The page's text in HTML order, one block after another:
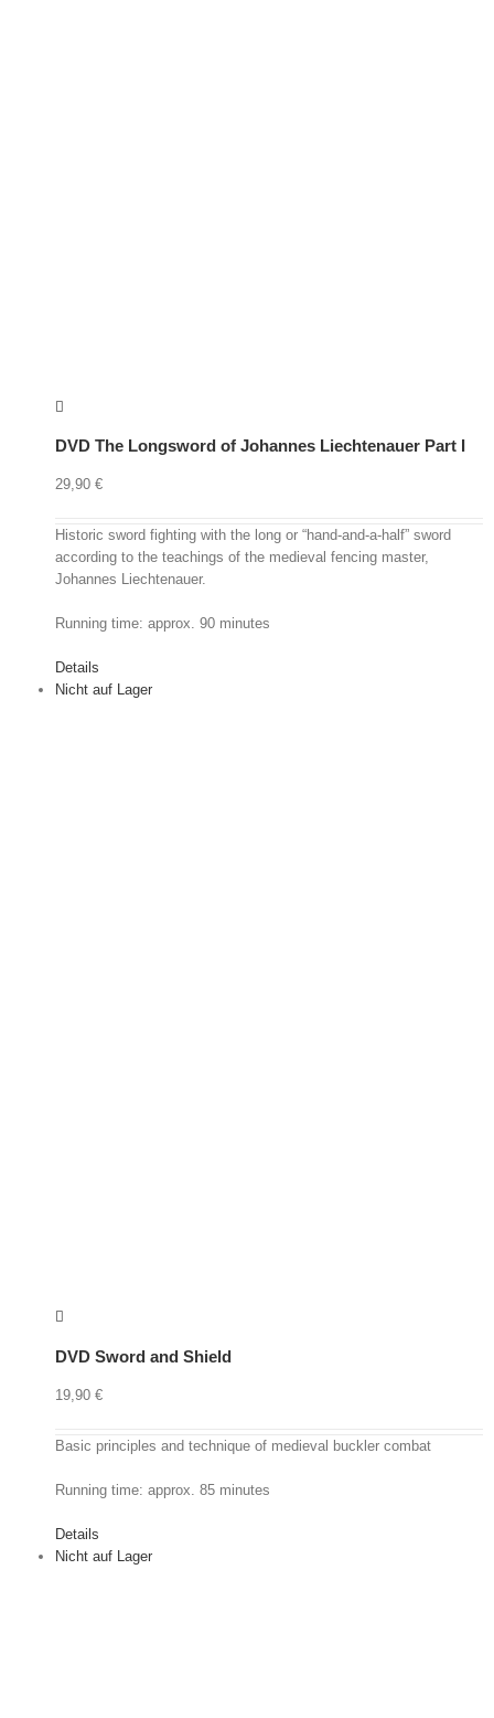
DVD The Longsword of Johannes Liechtenauer Part I
29,90 €
Historic sword fighting with the long or “hand-and-a-half” sword
according to the teachings of the medieval fencing master,
Johannes Liechtenauer.
Running time: approx. 90 minutes
Details
Nicht auf Lager
DVD Sword and Shield
19,90 €
Basic principles and technique of medieval buckler combat
Running time: approx. 85 minutes
Details
Nicht auf Lager